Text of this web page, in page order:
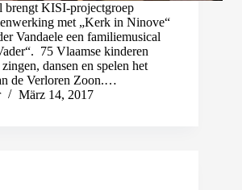
brengt KISI-projectgroep
met „Kerk in Ninove“
Vandaele een familiemusical
75 Vlaamse kinderen
dansen en spelen het
de Verloren Zoon.…
März 14, 2017